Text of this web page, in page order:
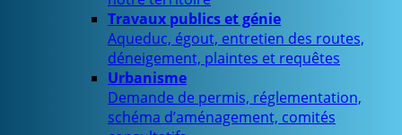
Travaux publics et génie
Aqueduc, égout, entretien des routes,
déneigement, plaintes et requêtes
Urbanisme
Demande de permis, réglementation,
schéma d’aménagement, comités